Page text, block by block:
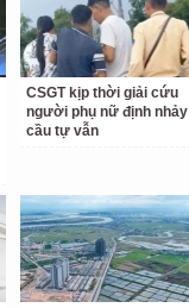
CSGT kịp thời giải cứu
người phụ nữ định nhảy
cầu tự vẫn